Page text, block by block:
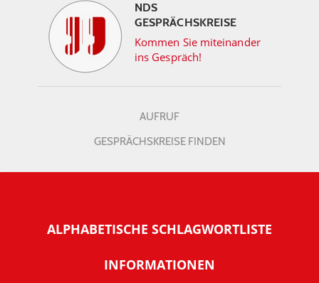
NDS
GESPRÄCHSKREISE
Kommen Sie miteinander
ins Gespräch!
AUFRUF
GESPRÄCHSKREISE FINDEN
ALPHABETISCHE SCHLAGWORTLISTE
INFORMATIONEN